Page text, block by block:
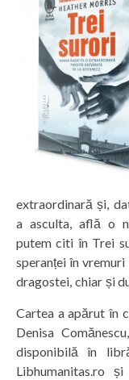
extraordinară și,
a asculta, află o
putem citi în Trei
speranței în
dragostei, chiar și
Cartea a apărut în
Denisa
disponibilă în
Libhumanitas.ro